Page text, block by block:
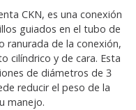
CKN, es una conexión
guiados en el tubo de
ranurada de la conexión,
cilíndrico y de cara. Esta
de diámetros de 3
reducir el peso de la
manejo.